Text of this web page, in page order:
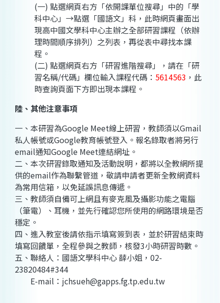
(一) 點選網頁右方「依開課單位搜尋」中的「學
科中心」→點選「國語文」科，此時網頁畫面出
現高中國文學科中心主辦之全部研習課程（依辦
理時間順序排列）之列表，再從表中尋找本課
程。
(二) 點選網頁右方「研習進階搜尋」，請在「研
習名稱/代碼」欄位輸入課程代碼： 5614563 ，此
時查詢頁面下方即出現本課程。
陸、其他注意事項
一、本研習為Google Meet線上研習，教師須以Gmail
私人帳號或Google教育帳號登入。報名錄取者將另行
email通知Google Meet連結網址。
二、本次研習錄取通知及活動說明，都將以全教網所提
供的email作為聯繫管道，敬請申請者更新全教網資料
為常用信箱，以免延誤訊息傳遞。
三、教師須自備可上網且有麥克風及攝影功能之電腦
（筆電）、耳機，並先行確認您所使用的網路環境是否
穩定。
四、進入教室後請依指示填寫簽到表，並於研習結束時
填寫回饋單，全程參與之教師，核發3小時研習時數。
五、聯絡人：國語文學科中心 薛小姐，02-
23820484#344
E-mail：jchsueh@gapps.fg.tp.edu.tw